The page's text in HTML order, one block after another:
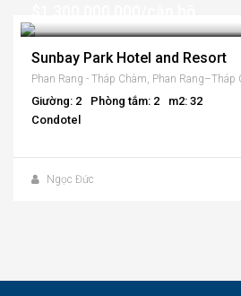
Sunbay Park Hotel and Resort
Giường: 2 Phòng tắm: 2
m2: 32
Condotel
Ngọc Đức